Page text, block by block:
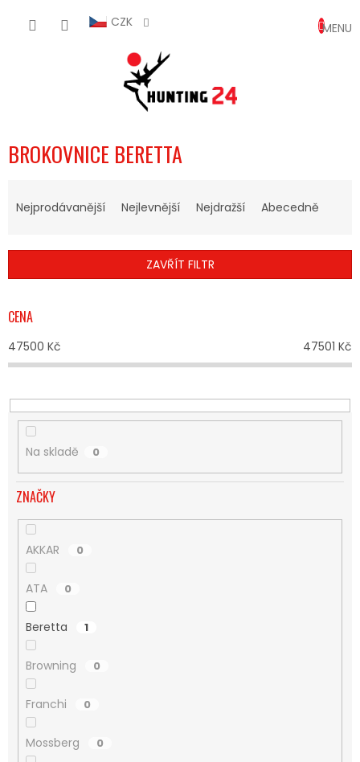
CZK
KOŠÍK
BROKOVNICE BERETTA
N
Í
R
O
D
U
T
Ů
Nejprodávanější Nejlevnější Nejdražší Abecedně
ZAVŘÍT FILTR
CENA
47500 Kč 47501 Kč
Na skladě 0
ZNAČKY
AKKAR 0
ATA 0
Beretta 1
Browning 0
Franchi 0
Mossberg 0